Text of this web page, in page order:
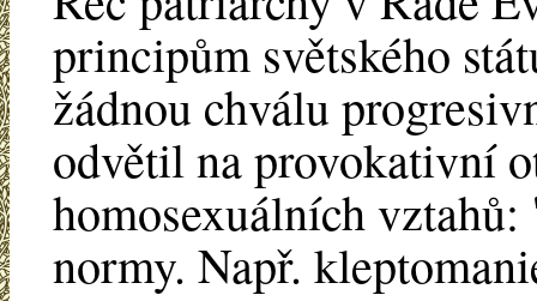
principům světského
žádnou chválu
odvětil na provokativní
homosexuálních
normy. Např.